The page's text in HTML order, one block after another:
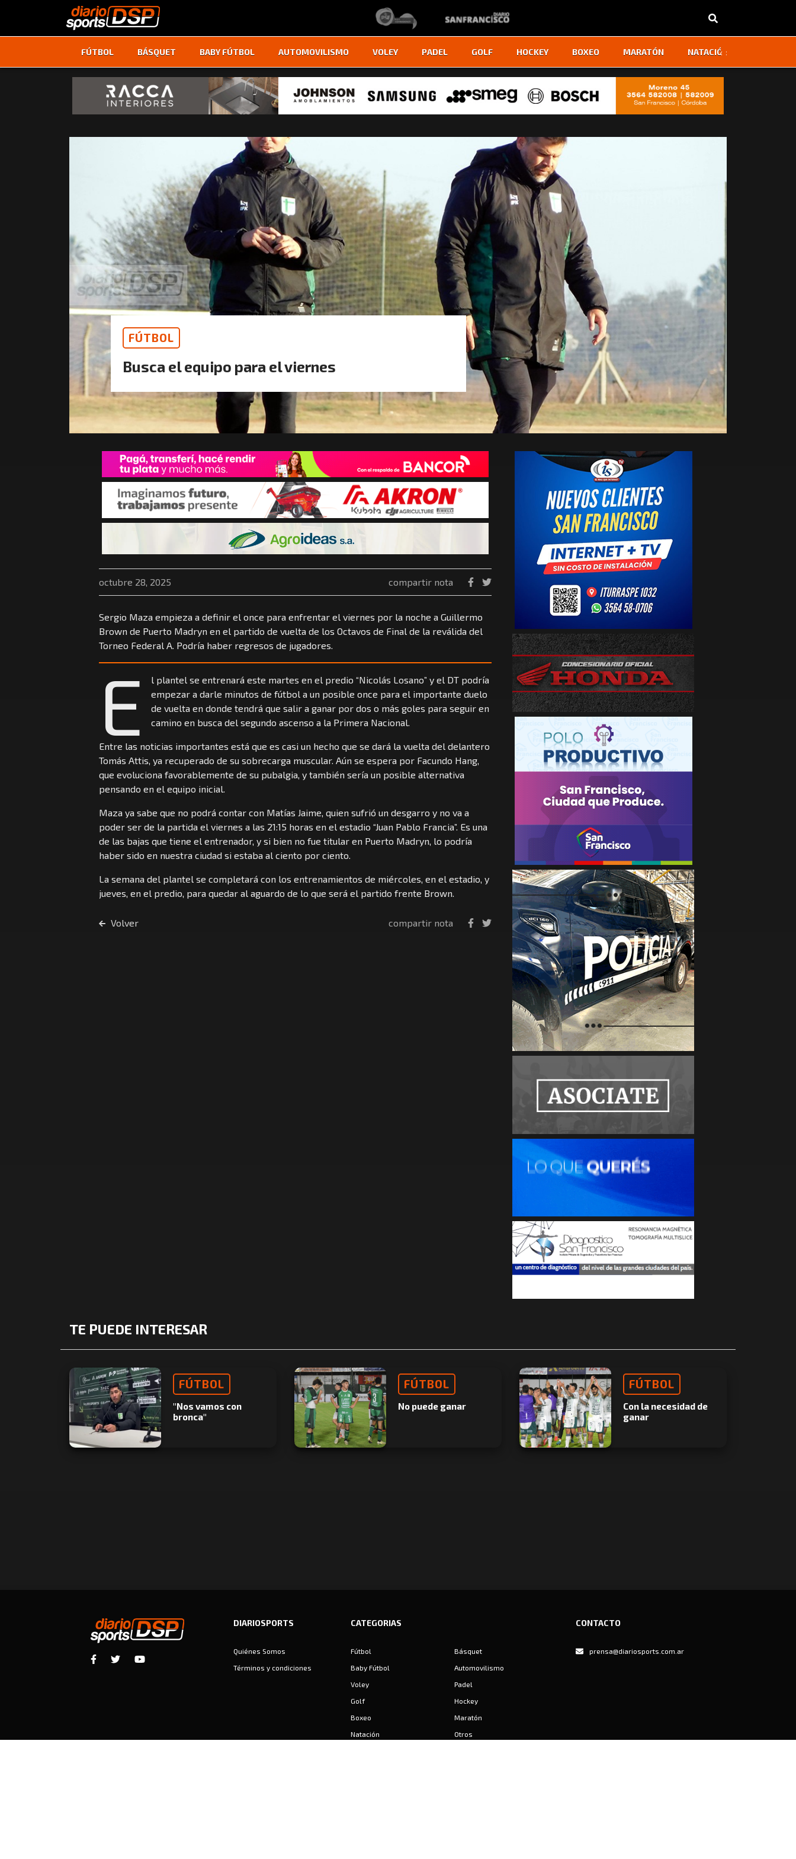
FÚTBOL BÁSQUET BABY FÚTBOL AUTOMOVILISMO VOLEY PADEL GOLF HOCKEY BOXEO MARATÓN NATACIÓN
‹ ›
FÚTBOL
Busca el equipo para el viernes
octubre 28, 2025 compartir nota
Sergio Maza empieza a definir el once para enfrentar el viernes por la noche a Guillermo
Brown de Puerto Madryn en el partido de vuelta de los Octavos de Final de la reválida del
Torneo Federal A. Podría haber regresos de jugadores.
E
l plantel se entrenará este martes en el predio “Nicolás Losano” y el DT podría
empezar a darle minutos de fútbol a un posible once para el importante duelo
de vuelta en donde tendrá que salir a ganar por dos o más goles para seguir en
camino en busca del segundo ascenso a la Primera Nacional.
Entre las noticias importantes está que es casi un hecho que se dará la vuelta del delantero
Tomás Attis, ya recuperado de su sobrecarga muscular. Aún se espera por Facundo Hang,
que evoluciona favorablemente de su pubalgia, y también sería un posible alternativa
pensando en el equipo inicial.
Maza ya sabe que no podrá contar con Matías Jaime, quien sufrió un desgarro y no va a
poder ser de la partida el viernes a las 21:15 horas en el estadio “Juan Pablo Francia”. Es una
de las bajas que tiene el entrenador, y si bien no fue titular en Puerto Madryn, lo podría
haber sido en nuestra ciudad si estaba al ciento por ciento.
La semana del plantel se completará con los entrenamientos de miércoles, en el estadio, y
jueves, en el predio, para quedar al aguardo de lo que será el partido frente Brown.
Volver compartir nota
TE PUEDE INTERESAR
FÚTBOL
"Nos vamos con
bronca"
FÚTBOL
No puede ganar
FÚTBOL
Con la necesidad de
ganar
DIARIOSPORTS
Quiénes Somos
Términos y condiciones
CATEGORIAS
Fútbol
Básquet
Baby Fútbol
Automovilismo
Voley
Padel
Golf
Hockey
Boxeo
Maratón
Natación
Otros
CONTACTO
prensa@diariosports.com.ar